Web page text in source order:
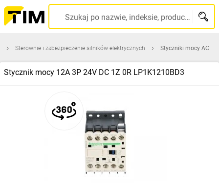
Szukaj po nazwie, indeksie, producencie, kodzie kreskowym...
Sterownie i zabezpieczenie silników elektrycznych Styczniki mocy AC
Stycznik mocy 12A 3P 24V DC 1Z 0R LP1K1210BD3